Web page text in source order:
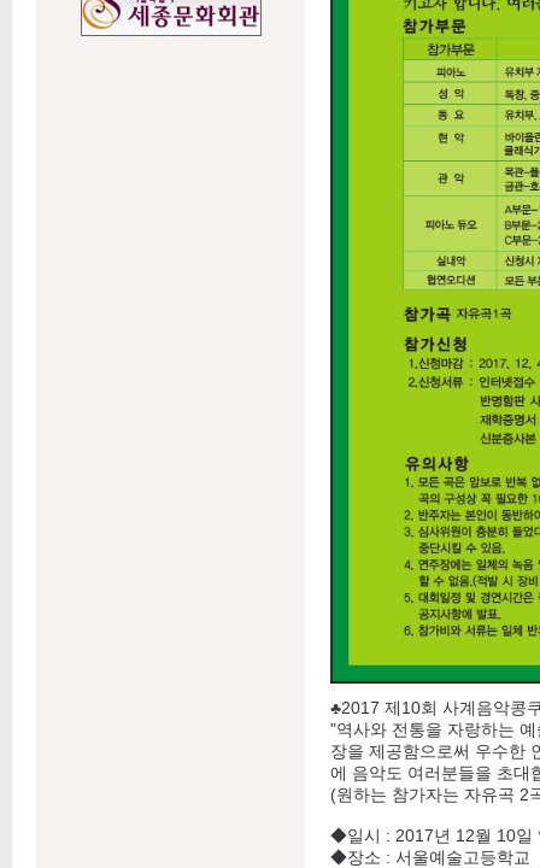
♣2017 제10회 사계음악콩
"역사와 전통을 자랑하는
장을 제공함으로써 우수한
에 음악도 여러분들을 초대
(원하는 참가자는 자유곡
◆일시 : 2017년 12월 10일
◆장소 : 서울예술고등학교